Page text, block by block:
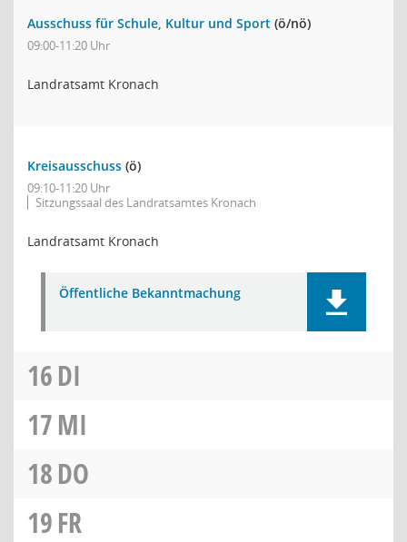
Ausschuss für Schule, Kultur und Sport (ö/nö)
09:00-11:20 Uhr
Landratsamt Kronach
Kreisausschuss (ö)
09:10-11:20 Uhr
Sitzungssaal des Landratsamtes Kronach
Landratsamt Kronach
Öffentliche Bekanntmachung
16DI
17MI
18DO
19FR